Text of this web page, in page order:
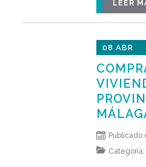
LEER
08 ABR
Publicado
Categoría: